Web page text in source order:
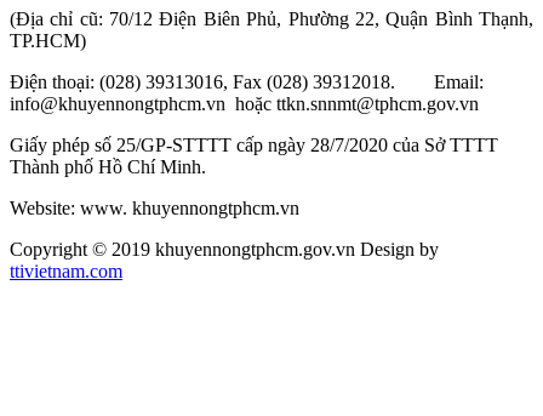
(Địa chỉ cũ: 70/12 Điện Biên Phủ, Phường 22, Quận Bình Thạnh,
TP.HCM)
Điện thoại: (028) 39313016, Fax (028) 39312018. Email:
info@khuyennongtphcm.vn hoặc ttkn.snnmt@tphcm.gov.vn
Giấy phép số 25/GP-STTTT cấp ngày 28/7/2020 của Sở TTTT
Thành phố Hồ Chí Minh.
Website: www. khuyennongtphcm.vn
Copyright © 2019 khuyennongtphcm.gov.vn Design by
ttivietnam.com